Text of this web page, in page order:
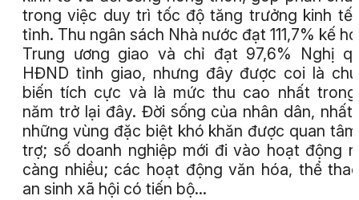
trong việc duy trì tốc độ tăng trưởng kinh tế
tỉnh. Thu ngân sách Nhà nước đạt 111,7% kế
Trung ương giao và chỉ đạt 97,6% Nghị
HĐND tỉnh giao, nhưng đây được coi là
biến tích cực và là mức thu cao nhất
năm trở lại đây. Đời sống của nhân dân, nhất
những vùng đặc biệt khó khăn được quan
trợ; số doanh nghiệp mới đi vào hoạt động
càng nhiều; các hoạt động văn hóa, thể
an sinh xã hội có tiến bộ…